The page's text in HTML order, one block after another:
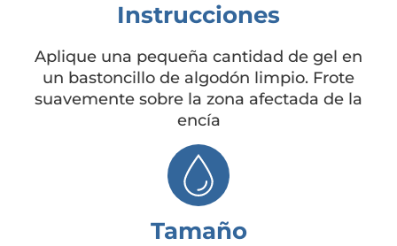
Instrucciones
Aplique una pequeña cantidad de gel en
un bastoncillo de algodón limpio. Frote
suavemente sobre la zona afectada de la
encía
Tamaño